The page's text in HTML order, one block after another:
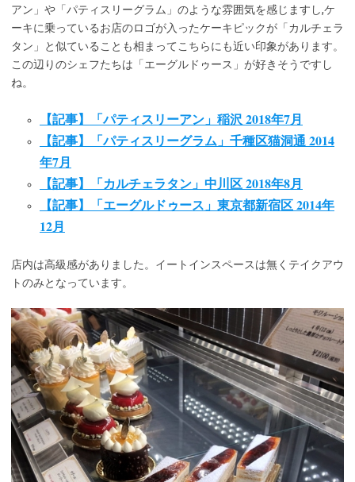
アン」や「パティスリーグラム」のような雰囲気を感じますし,ケ
ーキに乗っているお店のロゴが入ったケーキピックが「カルチェラ
タン」と似ていることも相まってこちらにも近い印象があります。
この辺りのシェフたちは「エーグルドゥース」が好きそうですし
ね。
【記事】「パティスリーアン」稲沢 2018年7月
【記事】「パティスリーグラム」千種区猫洞通 2014
年7月
【記事】「カルチェラタン」中川区 2018年8月
【記事】「エーグルドゥース」東京都新宿区 2014年
12月
店内は高級感がありました。イートインスペースは無くテイクアウ
トのみとなっています。